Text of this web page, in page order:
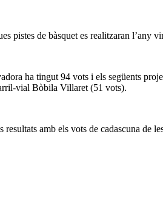
pistes de bàsquet es realitzaran l’any
ha tingut 94 vots i els següents
vial Bòbila Villaret (51 vots).
resultats amb els vots de cadascuna de